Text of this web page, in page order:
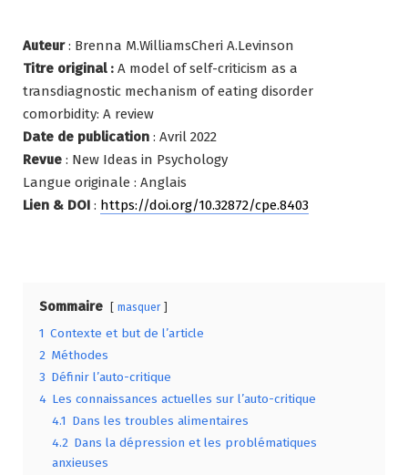
Auteur: Brenna M.WilliamsCheri A.Levinson
Titre original : A model of self-criticism as a
transdiagnostic mechanism of eating disorder
comorbidity: A review
Date de publication : Avril 2022
Revue : New Ideas in Psychology
Langue originale : Anglais
Lien & DOI : https://doi.org/10.32872/cpe.8403
Sommaire masquer
1 Contexte et but de l’article
2 Méthodes
3 Définir l’auto-critique
4 Les connaissances actuelles sur l’auto-critique
4.1 Dans les troubles alimentaires
4.2 Dans la dépression et les problématiques
anxieuses